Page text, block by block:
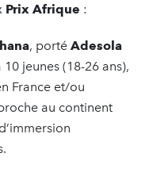
Prix Afrique :
, porté Adesola
jeunes (18-26 ans),
France et/ou
au continent